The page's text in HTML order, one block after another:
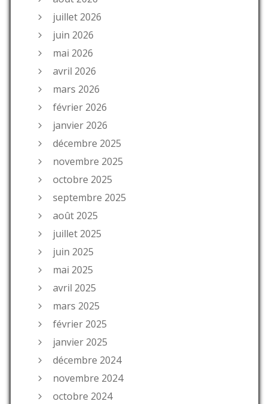
juillet 2026
juin 2026
mai 2026
avril 2026
mars 2026
février 2026
janvier 2026
décembre 2025
novembre 2025
octobre 2025
septembre 2025
août 2025
juillet 2025
juin 2025
mai 2025
avril 2025
mars 2025
février 2025
janvier 2025
décembre 2024
novembre 2024
octobre 2024